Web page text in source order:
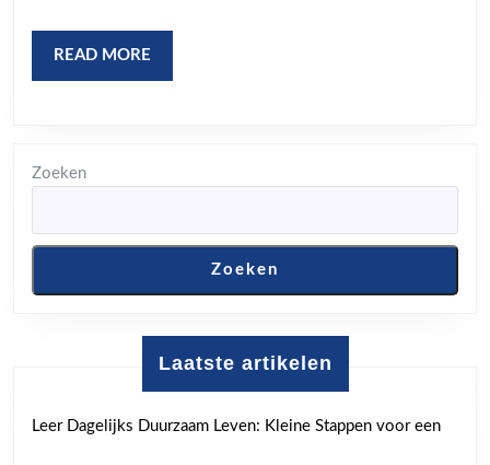
READ MORE
MORE
Zoeken
Zoeken
Laatste artikelen
Leer Dagelijks Duurzaam Leven: Kleine Stappen voor een